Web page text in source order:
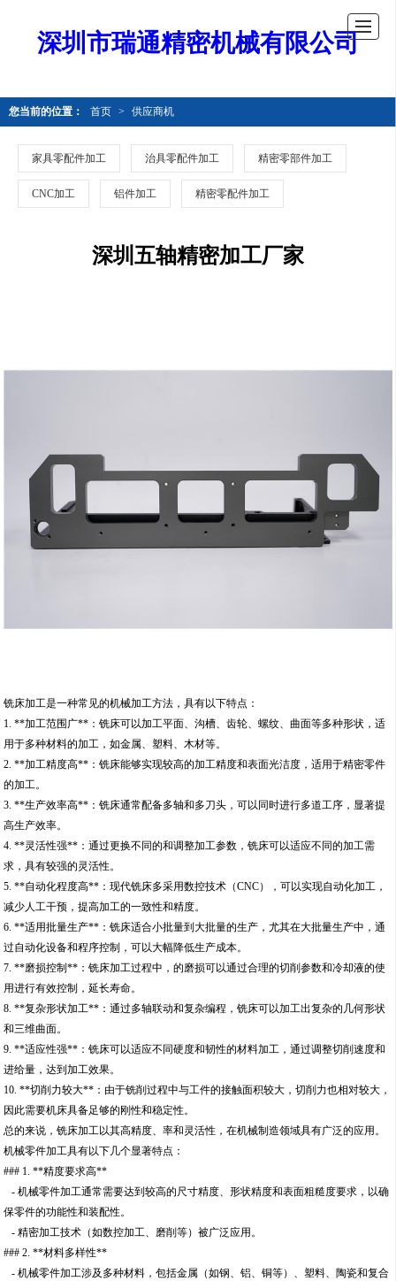
深圳市瑞通精密机械有限公司
您当前的位置： 首页 > 供应商机
家具零配件加工 治具零配件加工 精密零部件加工
CNC加工 铝件加工 精密零配件加工
深圳五轴精密加工厂家
铣床加工是一种常见的机械加工方法，具有以下特点：
1. **加工范围广**：铣床可以加工平面、沟槽、齿轮、螺纹、曲面等多种形状，适
用于多种材料的加工，如金属、塑料、木材等。
2. **加工精度高**：铣床能够实现较高的加工精度和表面光洁度，适用于精密零件
的加工。
3. **生产效率高**：铣床通常配备多轴和多刀头，可以同时进行多道工序，显著提
高生产效率。
4. **灵活性强**：通过更换不同的和调整加工参数，铣床可以适应不同的加工需
求，具有较强的灵活性。
5. **自动化程度高**：现代铣床多采用数控技术（CNC），可以实现自动化加工，
减少人工干预，提高加工的一致性和精度。
6. **适用批量生产**：铣床适合小批量到大批量的生产，尤其在大批量生产中，通
过自动化设备和程序控制，可以大幅降低生产成本。
7. **磨损控制**：铣床加工过程中，的磨损可以通过合理的切削参数和冷却液的使
用进行有效控制，延长寿命。
8. **复杂形状加工**：通过多轴联动和复杂编程，铣床可以加工出复杂的几何形状
和三维曲面。
9. **适应性强**：铣床可以适应不同硬度和韧性的材料加工，通过调整切削速度和
进给量，达到加工效果。
10. **切削力较大**：由于铣削过程中与工件的接触面积较大，切削力也相对较大，
因此需要机床具备足够的刚性和稳定性。
总的来说，铣床加工以其高精度、率和灵活性，在机械制造领域具有广泛的应用。
机械零件加工具有以下几个显著特点：
### 1. **精度要求高**
- 机械零件加工通常需要达到较高的尺寸精度、形状精度和表面粗糙度要求，以确
保零件的功能性和装配性。
- 精密加工技术（如数控加工、磨削等）被广泛应用。
### 2. **材料多样性**
- 机械零件加工涉及多种材料，包括金属（如钢、铝、铜等）、塑料、陶瓷和复合